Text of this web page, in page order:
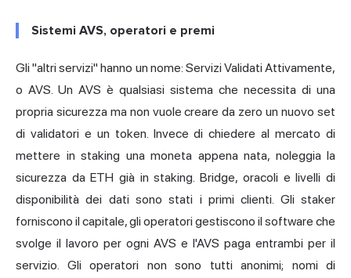
Sistemi AVS, operatori e premi
Gli "altri servizi" hanno un nome: Servizi Validati Attivamente,
o AVS. Un AVS è qualsiasi sistema che necessita di una
propria sicurezza ma non vuole creare da zero un nuovo set
di validatori e un token. Invece di chiedere al mercato di
mettere in staking una moneta appena nata, noleggia la
sicurezza da ETH già in staking. Bridge, oracoli e livelli di
disponibilità dei dati sono stati i primi clienti. Gli staker
forniscono il capitale, gli operatori gestiscono il software che
svolge il lavoro per ogni AVS e l'AVS paga entrambi per il
servizio. Gli operatori non sono tutti anonimi; nomi di